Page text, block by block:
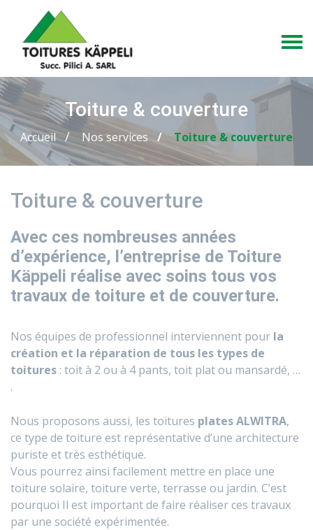
Toiture & couverture
Accueil Nos services Toiture & couverture
Toiture & couverture
Avec ces nombreuses années
d’expérience, l’entreprise de Toiture
Käppeli réalise avec soins tous vos
travaux de toiture et de couverture. ​​​​​​​
Nos équipes de professionnel interviennent pour la
création et la réparation de tous les types de
toitures : toit à 2 ou à 4 pants, toit plat ou mansardé, …
.
Nous proposons aussi, les toitures plates ALWITRA,
ce type de toiture est représentative d’une architecture
puriste et très esthétique.
​​​​​​​Vous pourrez ainsi facilement mettre en place une
toiture solaire, toiture verte, terrasse ou jardin. C’est
pourquoi Il est important de faire réaliser ces travaux
par une société expérimentée.